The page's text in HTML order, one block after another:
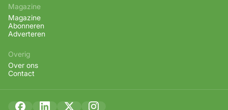
Magazine
Magazine
Abonneren
Adverteren
Overig
Over ons
Contact